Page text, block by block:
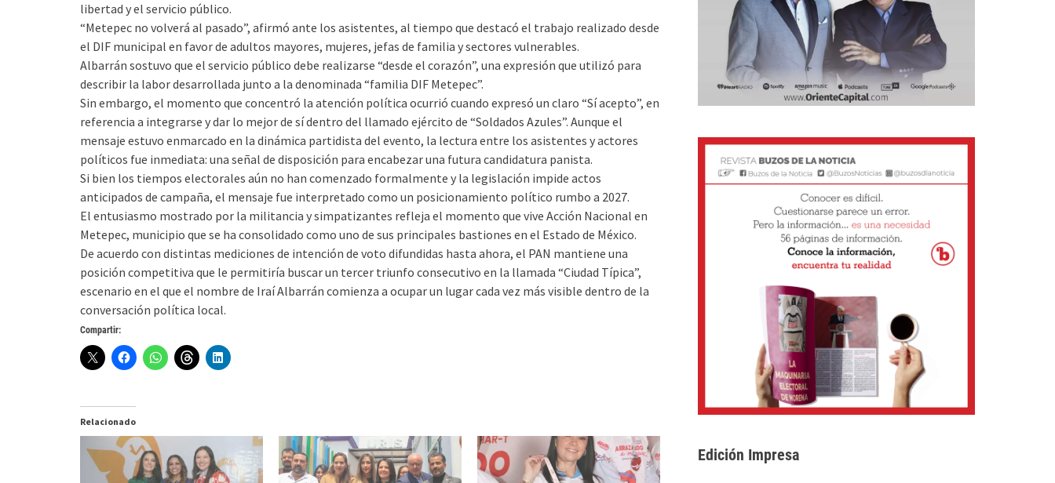
libertad y el servicio público.
“Metepec no volverá al pasado”, afirmó ante los asistentes, al tiempo que destacó el trabajo realizado desde
el DIF municipal en favor de adultos mayores, mujeres, jefas de familia y sectores vulnerables.
Albarrán sostuvo que el servicio público debe realizarse “desde el corazón”, una expresión que utilizó para
describir la labor desarrollada junto a la denominada “familia DIF Metepec”.
Sin embargo, el momento que concentró la atención política ocurrió cuando expresó un claro “Sí acepto”, en
referencia a integrarse y dar lo mejor de sí dentro del llamado ejército de “Soldados Azules”. Aunque el
mensaje estuvo enmarcado en la dinámica partidista del evento, la lectura entre los asistentes y actores
políticos fue inmediata: una señal de disposición para encabezar una futura candidatura panista.
Si bien los tiempos electorales aún no han comenzado formalmente y la legislación impide actos
anticipados de campaña, el mensaje fue interpretado como un posicionamiento político rumbo a 2027.
El entusiasmo mostrado por la militancia y simpatizantes refleja el momento que vive Acción Nacional en
Metepec, municipio que se ha consolidado como uno de sus principales bastiones en el Estado de México.
De acuerdo con distintas mediciones de intención de voto difundidas hasta ahora, el PAN mantiene una
posición competitiva que le permitiría buscar un tercer triunfo consecutivo en la llamada “Ciudad Típica”,
escenario en el que el nombre de Iraí Albarrán comienza a ocupar un lugar cada vez más visible dentro de la
conversación política local.
Compartir:
Relacionado
Edición Impresa